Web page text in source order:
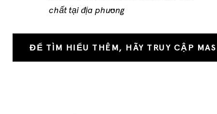
chất tại địa phương
ĐỂ TÌM HIỂU THÊM, HÃY TRUY CẬP